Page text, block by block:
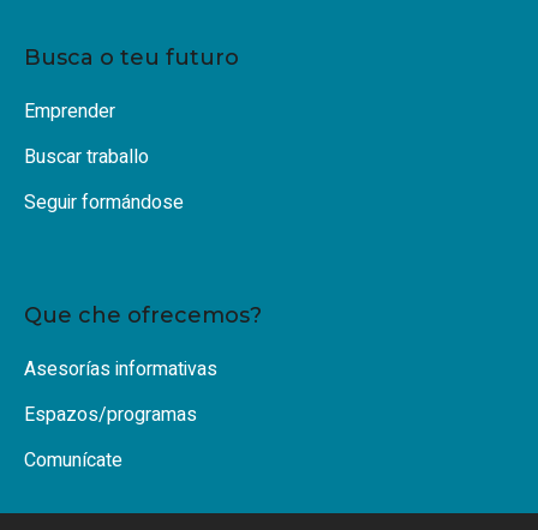
Busca o teu futuro
Emprender
Buscar traballo
Seguir formándose
Que che ofrecemos?
Asesorías informativas
Espazos/programas
Comunícate